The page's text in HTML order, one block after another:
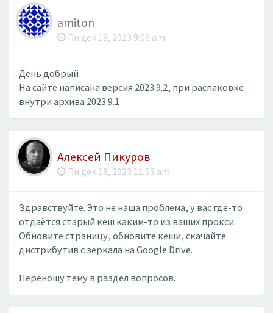
amiton
Пн дек 18, 2023 9:06 am
День добрый
На сайте написана версия 2023.9.2, при распаковке
внутри архива 2023.9.1
Алексей Пикуров
Пн дек 18, 2023 11:53 am
Здравствуйте. Это не наша проблема, у вас где-то
отдаётся старый кеш каким-то из ваших прокси.
Обновите страницу, обновите кеши, скачайте
дистрибутив с зеркала на Google.Drive.
Переношу тему в раздел вопросов.